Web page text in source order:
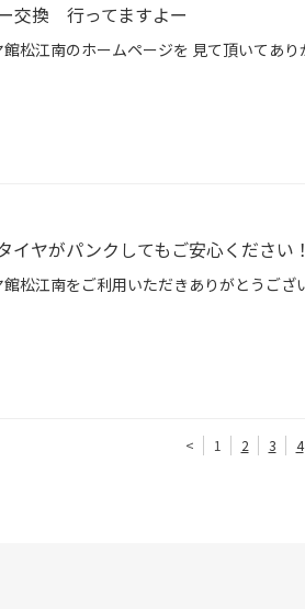
交換 行ってますよー
イヤがパンクしてもご安心ください！
< 1 2 3 4